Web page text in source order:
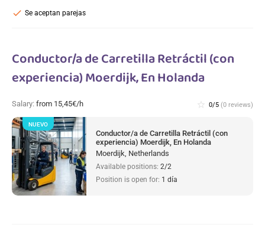
Se aceptan parejas
check
Conductor/a de Carretilla Retráctil (con
experiencia) Moerdijk, En Holanda
Salary: from 15,45€/h star_border 0/5 (0 reviews)
Conductor/a de Carretilla Retráctil (con
experiencia) Moerdijk, En Holanda
Moerdijk, Netherlands
Available positions: 2/2
Position is open for: 1 día
NUEVO